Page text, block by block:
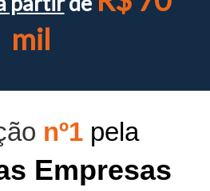
mil
nº1 pela
Empresas